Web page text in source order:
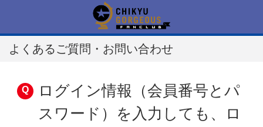
よくあるご質問・お問い合わせ
ログイン情報（会員番号とパ
スワード）を入力しても、ロ